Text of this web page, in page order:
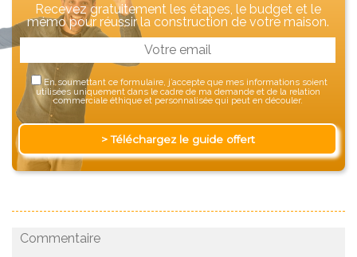
Recevez gratuitement les étapes, le budget et le
mémo pour réussir la construction de votre maison.
En soumettant ce formulaire, j’accepte que mes informations soient
utilisées uniquement dans le cadre de ma demande et de la relation
commerciale éthique et personnalisée qui peut en découler.